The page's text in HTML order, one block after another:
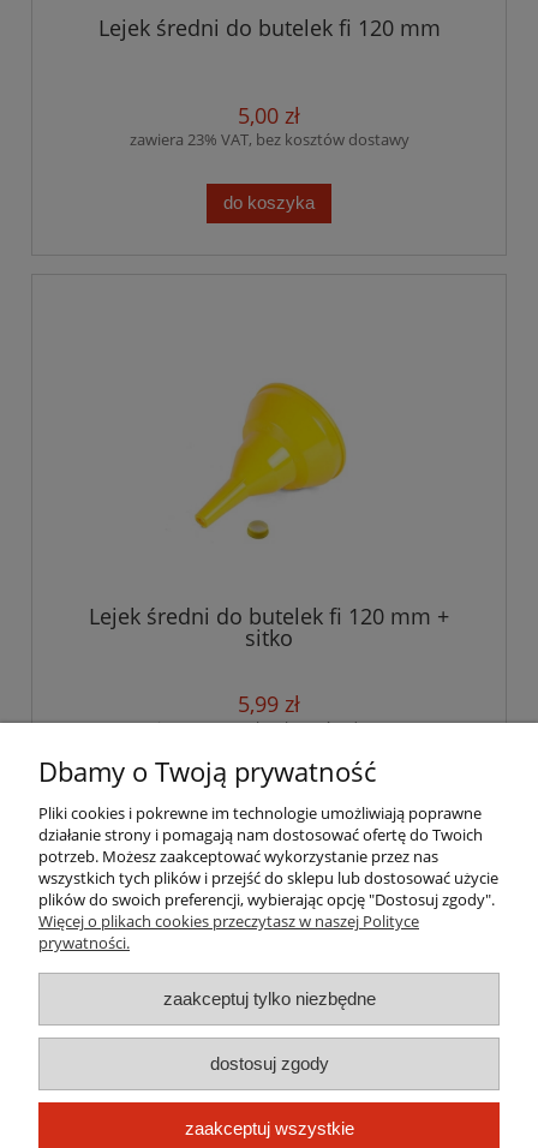
Lejek średni do butelek fi 120 mm
5,00 zł
zawiera 23% VAT, bez kosztów dostawy
do koszyka
Lejek średni do butelek fi 120 mm +
sitko
5,99 zł
zawiera 23% VAT, bez kosztów dostawy
do koszyka
Pomoc
Płatności i dostawa
Informacje
O nas
Dbamy o Twoją prywatność
Pliki cookies i pokrewne im technologie umożliwiają poprawne
działanie strony i pomagają nam dostosować ofertę do Twoich
potrzeb. Możesz zaakceptować wykorzystanie przez nas
wszystkich tych plików i przejść do sklepu lub dostosować użycie
plików do swoich preferencji, wybierając opcję "Dostosuj zgody".
Więcej o plikach cookies przeczytasz w naszej Polityce
prywatności.
zaakceptuj tylko niezbędne
dostosuj zgody
zaakceptuj wszystkie